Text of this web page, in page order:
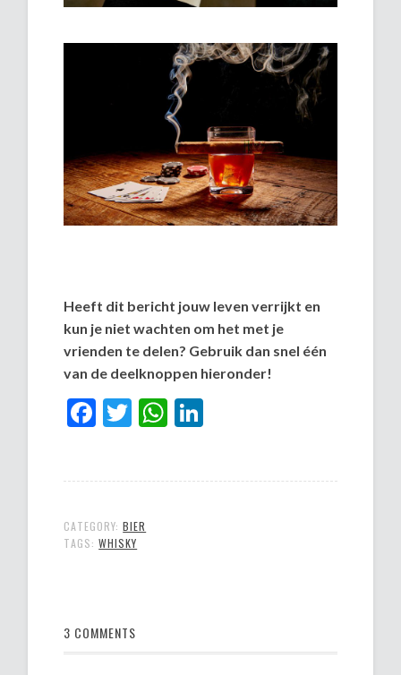
Heeft dit bericht jouw leven verrijkt en
kun je niet wachten om het met je
vrienden te delen? Gebruik dan snel één
van de deelknoppen hieronder!
Facebook
TwitterWhatsApp
CATEGORY:BIER
TAGS:WHISKY
3 COMMENTS